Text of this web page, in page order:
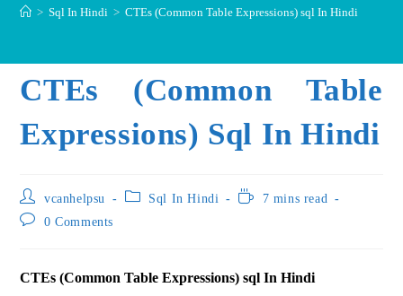
> Sql In Hindi > CTEs (Common Table Expressions) sql In Hindi
CTEs (Common Table
Expressions) Sql In Hindi
vcanhelpsu Sql In Hindi
7 mins read
0 Comments
CTEs (Common Table Expressions) sql In Hindi